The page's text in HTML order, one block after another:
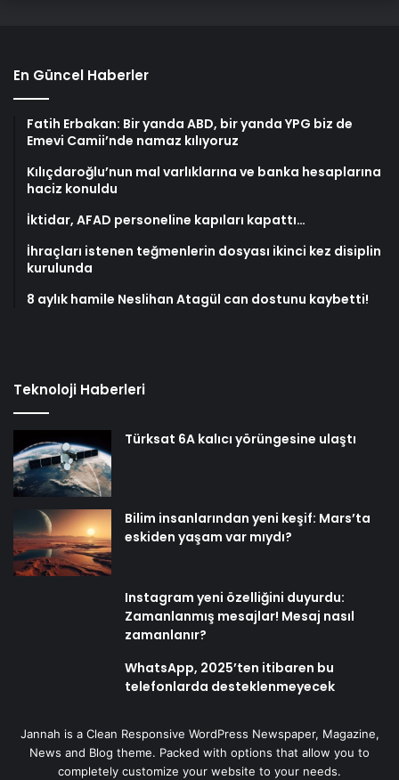
En Güncel Haberler
Fatih Erbakan: Bir yanda ABD, bir yanda YPG biz de
Emevi Camii’nde namaz kılıyoruz
Kılıçdaroğlu’nun mal varlıklarına ve banka hesaplarına
haciz konuldu
İktidar, AFAD personeline kapıları kapattı…
İhraçları istenen teğmenlerin dosyası ikinci kez disiplin
kurulunda
8 aylık hamile Neslihan Atagül can dostunu kaybetti!
Teknoloji Haberleri
Türksat 6A kalıcı yörüngesine ulaştı
Bilim insanlarından yeni keşif: Mars’ta
eskiden yaşam var mıydı?
Instagram yeni özelliğini duyurdu:
Zamanlanmış mesajlar! Mesaj nasıl
zamanlanır?
WhatsApp, 2025’ten itibaren bu
telefonlarda desteklenmeyecek
Jannah is a Clean Responsive WordPress Newspaper, Magazine,
News and Blog theme. Packed with options that allow you to
completely customize your website to your needs.